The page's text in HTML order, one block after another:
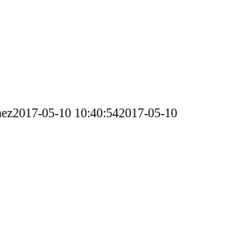
2017-05-10 10:40:542017-05-10